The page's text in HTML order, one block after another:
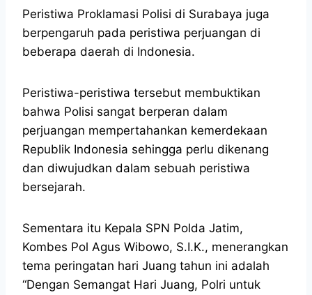
Peristiwa Proklamasi Polisi di Surabaya juga
berpengaruh pada peristiwa perjuangan di
beberapa daerah di Indonesia.
Peristiwa-peristiwa tersebut membuktikan
bahwa Polisi sangat berperan dalam
perjuangan mempertahankan kemerdekaan
Republik Indonesia sehingga perlu dikenang
dan diwujudkan dalam sebuah peristiwa
bersejarah.
Sementara itu Kepala SPN Polda Jatim,
Kombes Pol Agus Wibowo, S.I.K., menerangkan
tema peringatan hari Juang tahun ini adalah
“Dengan Semangat Hari Juang, Polri untuk